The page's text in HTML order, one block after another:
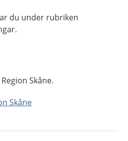
du under rubriken
Skåne.
Skåne